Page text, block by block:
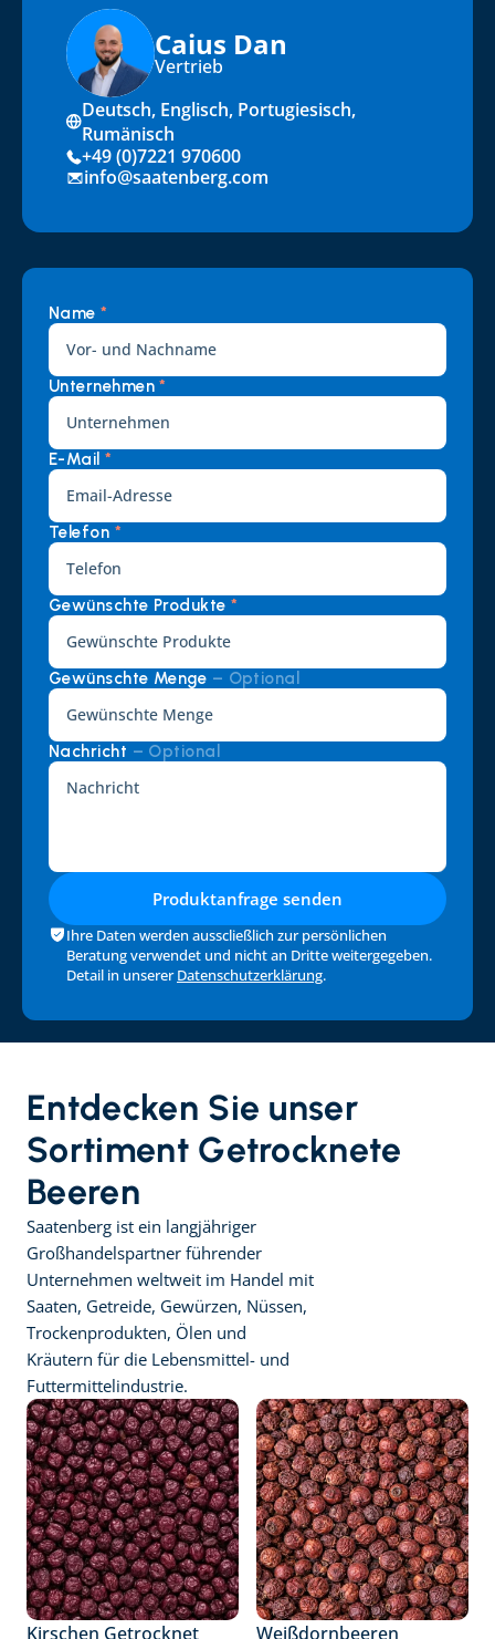
Caius Dan
Vertrieb
Deutsch, Englisch, Portugiesisch,
Rumänisch
+49 (0)7221 970600
info@saatenberg.com
Name *
Unternehmen *
E-Mail *
Telefon *
Gewünschte Produkte *
Gewünschte Menge – Optional
Nachricht – Optional
Produktanfrage senden
Ihre Daten werden ausscließlich zur persönlichen
Beratung verwendet und nicht an Dritte weitergegeben.
Detail in unserer Datenschutzerklärung.
Entdecken Sie unser
Sortiment Getrocknete
Beeren
Saatenberg ist ein langjähriger
Großhandelspartner führender
Unternehmen weltweit im Handel mit
Saaten, Getreide, Gewürzen, Nüssen,
Trockenprodukten, Ölen und
Kräutern für die Lebensmittel- und
Futtermittelindustrie.
Kirschen Getrocknet
Weißdornbeeren